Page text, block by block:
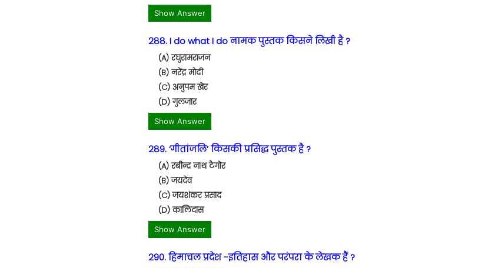
Show Answer
288. I do what I do नामक पुस्तक किसने लिखी है ?
(A) रघुरामराजन
(B) नरेंद्र मोदी
(C) अनुपम खेर
(D) गुलजार
Show Answer
289. ‘गीतांजलि’ किसकी प्रसिद्ध पुस्तक है ?
(A) रबीन्द्र नाथ टैगोर
(B) जयदेव
(C) जयशंकर प्रसाद
(D) कालिदास
Show Answer
290. हिमाचल प्रदेश -इतिहास और परंपरा के लेखक हैं ?